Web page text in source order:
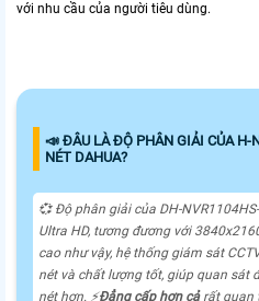
với nhu cầu của người tiêu dùng.
📣 ĐÂU LÀ ĐỘ PHÂN GIẢI CỦA H-
NÉT DAHUA?
💞 Độ phân giải của DH-
Ultra HD, tương đương với
cao như vậy, hệ thống giám sát
nét và chất lượng tốt, giúp quan sát
nét hơn. ️⚡Đẳng cấp hơn cảrất quan